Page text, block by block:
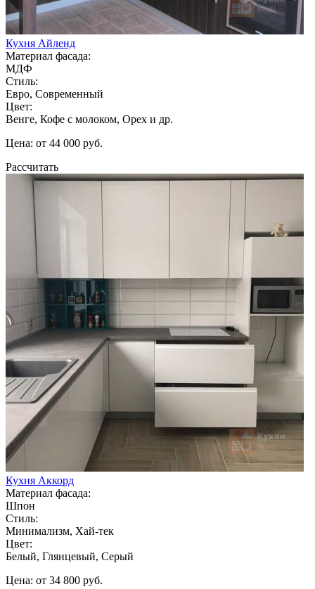
Кухня Айленд
Материал фасада:
МДФ
Стиль:
Евро, Современный
Цвет:
Венге, Кофе с молоком, Орех и др.
Цена: от 44 000 руб.
Рассчитать
Кухня Аккорд
Материал фасада:
Шпон
Стиль:
Минимализм, Хай-тек
Цвет:
Белый, Глянцевый, Серый
Цена: от 34 800 руб.